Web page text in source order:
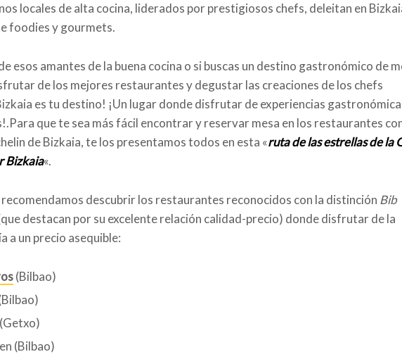
locales de alta cocina, liderados por prestigiosos chefs, deleitan en
foodies y gourmets.
esos amantes de la buena cocina o si buscas un destino gastronómico de
de los mejores restaurantes y degustar las creaciones de los chefs
es tu destino! ¡Un lugar donde disfrutar de experiencias
que te sea más fácil encontrar y reservar mesa en los restaurantes
de Bizkaia, te los presentamos todos en esta «ruta de las estrellas de la
Bizkaia«.
descubrir los restaurantes reconocidos con la distinción Bib
destacan por su excelente relación calidad-precio) donde disfrutar de la
a un precio asequible:
(Bilbao)
(Bilbao)